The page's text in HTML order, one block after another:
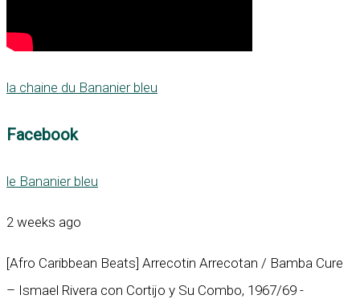
la chaine du Bananier bleu
Facebook
le Bananier bleu
2 weeks ago
[Afro Caribbean Beats] Arrecotin Arrecotan / Bamba Cure
– Ismael Rivera con Cortijo y Su Combo, 1967/69 -